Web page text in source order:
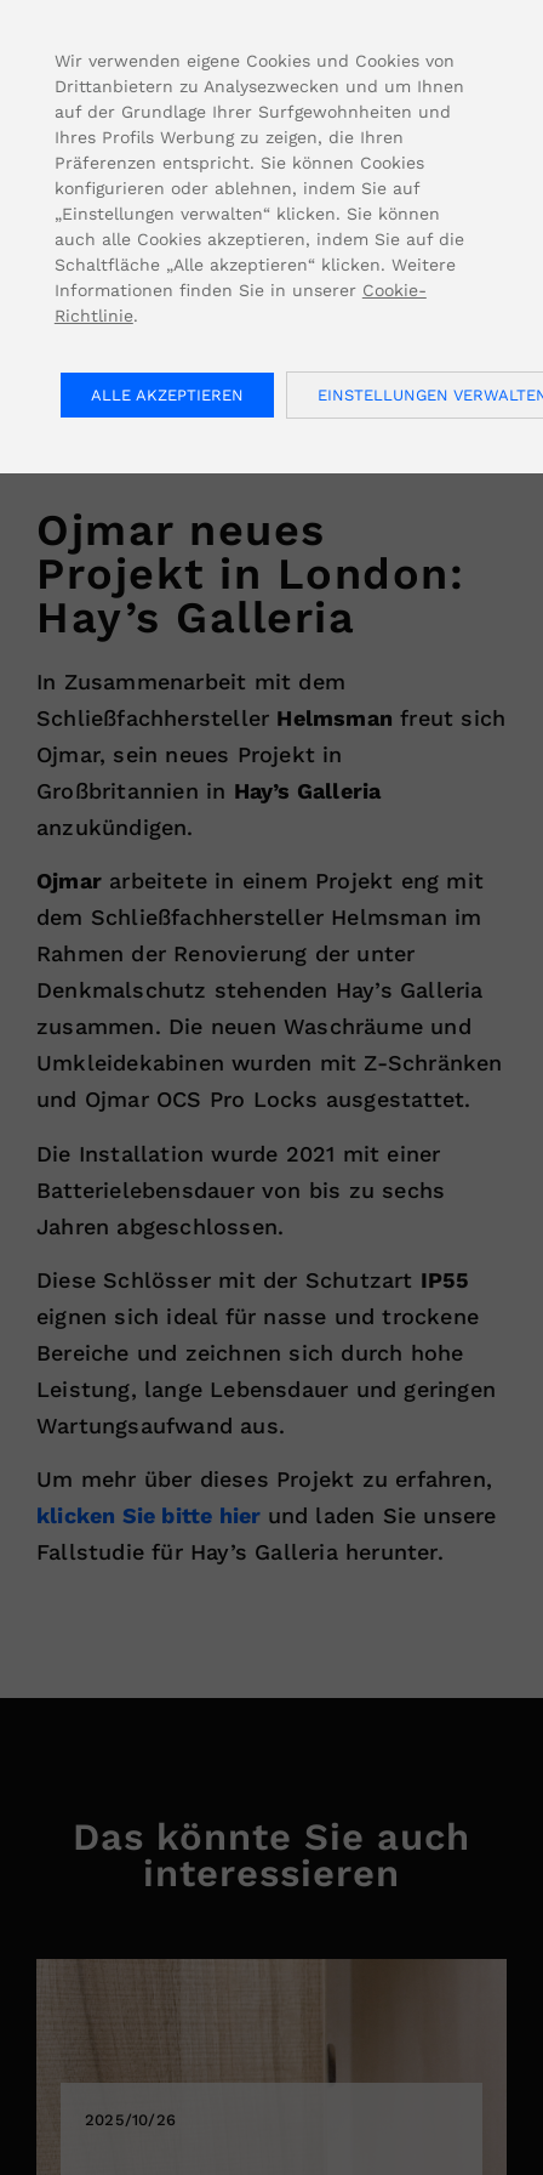
Ojmar neues
Projekt in London:
Hay’s Galleria
In Zusammenarbeit mit dem
Schließfachhersteller Helmsman freut sich
Ojmar, sein neues Projekt in
Großbritannien in Hay’s Galleria
anzukündigen.
Ojmar arbeitete in einem Projekt eng mit
dem Schließfachhersteller Helmsman im
Rahmen der Renovierung der unter
Denkmalschutz stehenden Hay’s Galleria
zusammen. Die neuen Waschräume und
Umkleidekabinen wurden mit Z-Schränken
und Ojmar OCS Pro Locks ausgestattet.
Die Installation wurde 2021 mit einer
Batterielebensdauer von bis zu sechs
Jahren abgeschlossen.
Diese Schlösser mit der Schutzart IP55
eignen sich ideal für nasse und trockene
Bereiche und zeichnen sich durch hohe
Leistung, lange Lebensdauer und geringen
Wartungsaufwand aus.
Um mehr über dieses Projekt zu erfahren,
klicken Sie bitte hier und laden Sie unsere
Fallstudie für Hay’s Galleria herunter.
Das könnte Sie auch
interessieren
2025/10/26
Wir verwenden eigene Cookies und Cookies von
Drittanbietern zu Analysezwecken und um Ihnen
auf der Grundlage Ihrer Surfgewohnheiten und
Ihres Profils Werbung zu zeigen, die Ihren
Präferenzen entspricht. Sie können Cookies
konfigurieren oder ablehnen, indem Sie auf
„Einstellungen verwalten“ klicken. Sie können
auch alle Cookies akzeptieren, indem Sie auf die
Schaltfläche „Alle akzeptieren“ klicken. Weitere
Informationen finden Sie in unserer Cookie-
Richtlinie.
ALLE AKZEPTIEREN EINSTELLUNGEN